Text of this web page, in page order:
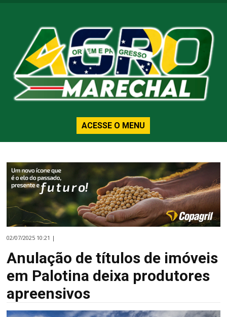
ACESSE O MENU
02/07/2025 10:21 |
Anulação de títulos de imóveis
em Palotina deixa produtores
apreensivos